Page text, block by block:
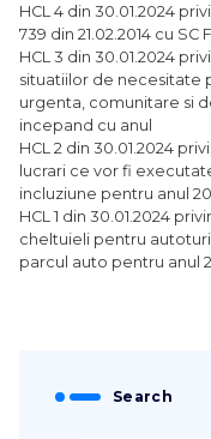
HCL 4 din 30.01.2024
739 din 21.02.2014 cu SC
HCL 3 din 30.01.2024
situatiilor de necesitate
urgenta, comunitare si
incepand cu anul
HCL 2 din 30.01.2024
lucrari ce vor fi
incluziune pentru anul
HCL 1 din 30.01.2024
cheltuieli pentru
parcul auto pentru anul
Search